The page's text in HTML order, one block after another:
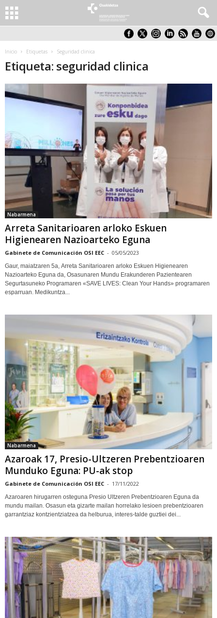
Inicio Etiquetas Seguridad clinica
Etiqueta: seguridad clinica
Nabarmena
Arreta Sanitarioaren arloko Eskuen
Higienearen Nazioarteko Eguna
Gabinete de Comunicación OSI EEC - 05/05/2023
Gaur, maiatzaren 5a, Arreta Sanitarioaren arloko Eskuen Higienearen
Nazioarteko Eguna da, Osasunaren Mundu Erakunderen Pazientearen
Segurtasuneko Programaren «SAVE LIVES: Clean Your Hands» programaren
esparruan. Medikuntza...
Nabarmena
Azaroak 17, Presio-Ultzeren Prebentzioaren
Munduko Eguna: PU-ak stop
Gabinete de Comunicación OSI EEC - 17/11/2022
Azaroaren hirugarren osteguna Presio Ultzeren Prebentzioaren Eguna da
mundu mailan. Osasun eta gizarte mailan horrelako lesioen prebentzioaren
garrantziaz kontzientziatzea da helburua, interes-talde guztiei dei...